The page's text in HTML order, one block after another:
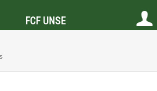
FCF UNSE